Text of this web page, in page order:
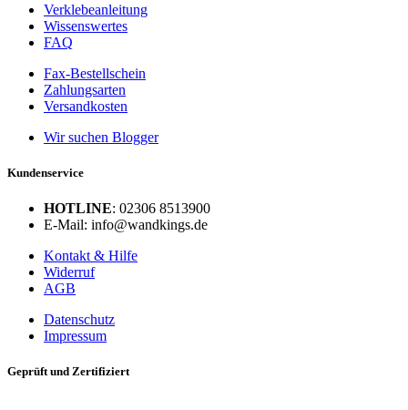
Verklebeanleitung
Wissenswertes
FAQ
Fax-Bestellschein
Zahlungsarten
Versandkosten
Wir suchen Blogger
Kundenservice
HOTLINE: 02306 8513900
E-Mail: info@wandkings.de
Kontakt & Hilfe
Widerruf
AGB
Datenschutz
Impressum
Geprüft und Zertifiziert